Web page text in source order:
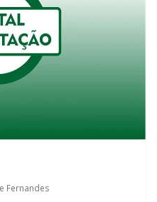
Fernandes